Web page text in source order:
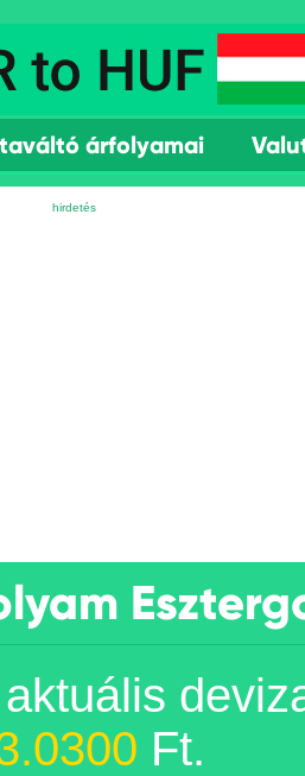
árfolyamai
Ft.